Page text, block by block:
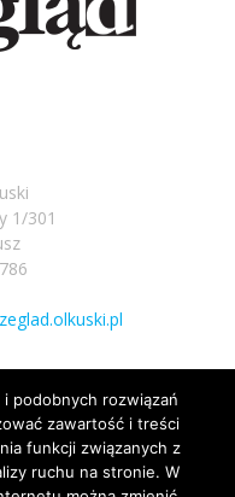
1/301
podobnych rozwiązań
zawartość i treści
funkcji związanych z
ruchu na stronie. W